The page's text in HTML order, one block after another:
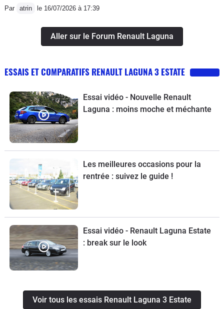
Par atrin le 16/07/2026 à 17:39
Aller sur le Forum Renault Laguna
ESSAIS ET COMPARATIFS RENAULT LAGUNA 3 ESTATE
Essai vidéo - Nouvelle Renault
Laguna : moins moche et méchante
Les meilleures occasions pour la
rentrée : suivez le guide !
Essai vidéo - Renault Laguna Estate
: break sur le look
Voir tous les essais Renault Laguna 3 Estate